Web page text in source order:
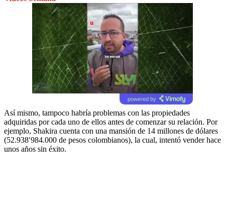
powered by
Así mismo, tampoco habría problemas con las propiedades
adquiridas por cada uno de ellos antes de comenzar su relación. Por
ejemplo, Shakira cuenta con una mansión de 14 millones de dólares
(52.938′984.000 de pesos colombianos), la cual, intentó vender hace
unos años sin éxito.